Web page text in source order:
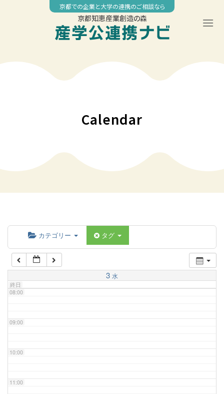
京都での企業と大学の連携のご相談なら
京都知恵産業創造の森
Calendar
カテゴリー タグ
3 水
終日
04:00
07:00
08:00
09:00
10:00
11:00